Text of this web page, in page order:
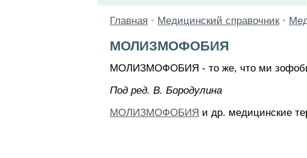
Главная • Медицинский справочник •
МОЛИЗМОФОБИЯ
МОЛИЗМОФОБИЯ - то же, что ми
Пoд peд. B. Бopoдyлинa
МОЛИЗМОФОБИЯ и др. медицинские